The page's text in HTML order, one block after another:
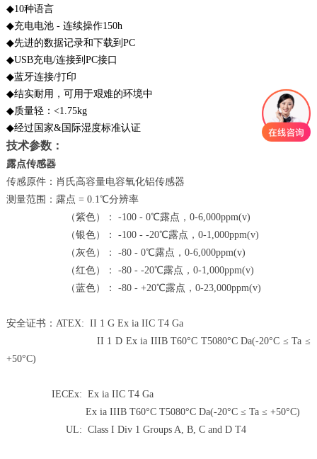
◆10种语言
◆充电电池 - 连续操作150h
◆先进的数据记录和下载到PC
◆USB充电/连接到PC接口
◆蓝牙连接/打印
◆结实耐用，可用于艰难的环境中
◆质量轻：<1.75kg
◆经过国家&国际湿度标准认证
技术参数：
露点传感器
传感原件：肖氏高容量电容氧化铝传感器
测量范围：露点 = 0.1℃分辨率
（紫色）： -100 - 0℃露点，0-6,000ppm(v)
（银色）： -100 - -20℃露点，0-1,000ppm(v)
（灰色）： -80 - 0℃露点，0-6,000ppm(v)
（红色）： -80 - -20℃露点，0-1,000ppm(v)
（蓝色）： -80 - +20℃露点，0-23,000ppm(v)
安全证书：ATEX: II 1 G Ex ia IIC T4 Ga
II 1 D Ex ia IIIB T60°C T5080°C Da(-20°C ≤ Ta ≤
+50°C)
IECEx: Ex ia IIC T4 Ga
Ex ia IIIB T60°C T5080°C Da(-20°C ≤ Ta ≤ +50°C)
UL: Class I Div 1 Groups A, B, C and D T4